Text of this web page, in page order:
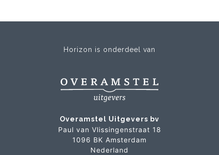
Horizon is onderdeel van
Overamstel Uitgevers bv
Paul van Vlissingenstraat 18
1096 BK Amsterdam
Nederland